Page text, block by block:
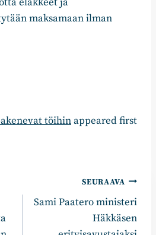
maksamaan ilman
töihinappeared first
SEURAAVA
Sami Paatero ministeri
Häkkäsen